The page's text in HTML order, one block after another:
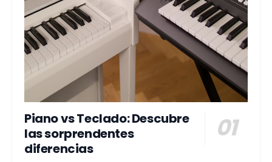
Piano vs Teclado: Descubre
las sorprendentes
diferencias